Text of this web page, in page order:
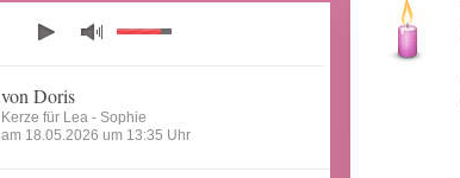
von Doris
Kerze für Lea - Sophie
am 18.05.2026 um 13:35 Uhr